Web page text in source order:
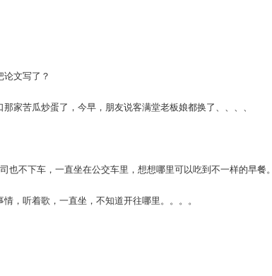
论文写了？
家苦瓜炒蛋了，今早，朋友说客满堂老板娘都换了、、、、
也不下车，一直坐在公交车里，想想哪里可以吃到不一样的早餐
，听着歌，一直坐，不知道开往哪里。。。。